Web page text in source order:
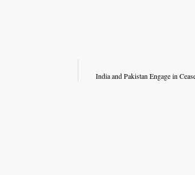
India and Pakistan Engage in